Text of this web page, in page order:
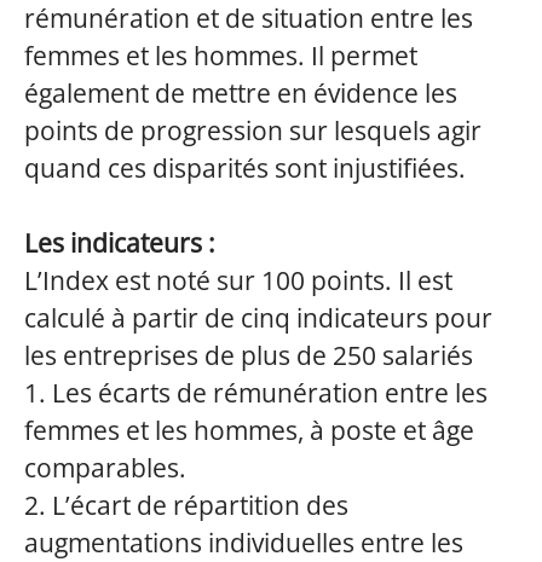
rémunération et de situation entre les
femmes et les hommes. Il permet
également de mettre en évidence les
points de progression sur lesquels agir
quand ces disparités sont injustifiées.
Les indicateurs :
L’Index est noté sur 100 points. Il est
calculé à partir de cinq indicateurs pour
les entreprises de plus de 250 salariés
1. Les écarts de rémunération entre les
femmes et les hommes, à poste et âge
comparables.
2. L’écart de répartition des
augmentations individuelles entre les